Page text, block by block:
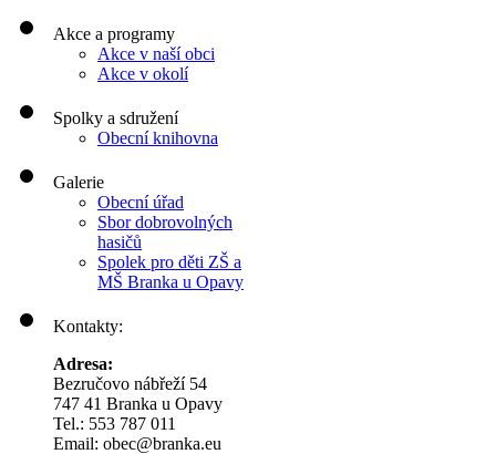
Akce a programy
Akce v naší obci
Akce v okolí
Spolky a sdružení
Obecní knihovna
Galerie
Obecní úřad
Sbor dobrovolných
hasičů
Spolek pro děti ZŠ a
MŠ Branka u Opavy
Kontakty:
Adresa:
Bezručovo nábřeží 54
747 41 Branka u Opavy
Tel.: 553 787 011
Email: obec@branka.eu